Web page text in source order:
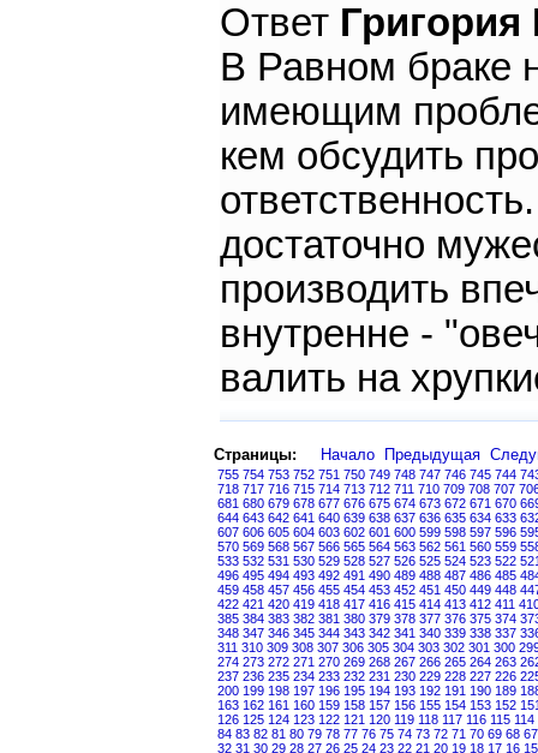
Ответ
В Равном браке
имеющим
кем обсудить
достаточно
производить
внутренне -
валить на
Страницы: Начало Предыдущая
755 754 753 752 751 750 749 748 747 746 745 744
718 717 716 715 714 713 712 711 710 709 708 707
681 680 679 678 677 676 675 674 673 672 671 670
644 643 642 641 640 639 638 637 636 635 634 633
607 606 605 604 603 602 601 600 599 598 597 596
570 569 568 567 566 565 564 563 562 561 560 559
533 532 531 530 529 528 527 526 525 524 523 522
496 495 494 493 492 491 490 489 488 487 486 485
459 458 457 456 455 454 453 452 451 450 449 448
422 421 420 419 418 417 416 415 414 413 412 411
385 384 383 382 381 380 379 378 377 376 375 374
348 347 346 345 344 343 342 341 340 339 338 337
311 310 309 308 307 306 305 304 303 302 301 300
274 273 272 271 270 269 268 267 266 265 264 263
237 236 235 234 233 232 231 230 229 228 227 226
200 199 198 197 196 195 194 193 192 191 190 189
163 162 161 160 159 158 157 156 155 154 153 152
126 125 124 123 122 121 120 119 118 117 116 115 114
84 83 82 81 80 79 78 77 76 75 74 73 72 71 70 69 68 67
32 31 30 29 28 27 26 25 24 23 22 21 20 19 18 17 16 15